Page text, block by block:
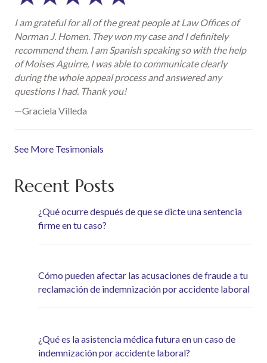
I am grateful for all of the great people at Law Offices of
Norman J. Homen. They won my case and I definitely
recommend them. I am Spanish speaking so with the help
of Moises Aguirre, I was able to communicate clearly
during the whole appeal process and answered any
questions I had. Thank you!
—Graciela Villeda
See More Tesimonials
Recent Posts
¿Qué ocurre después de que se dicte una sentencia
firme en tu caso?
Cómo pueden afectar las acusaciones de fraude a tu
reclamación de indemnización por accidente laboral
¿Qué es la asistencia médica futura en un caso de
indemnización por accidente laboral?